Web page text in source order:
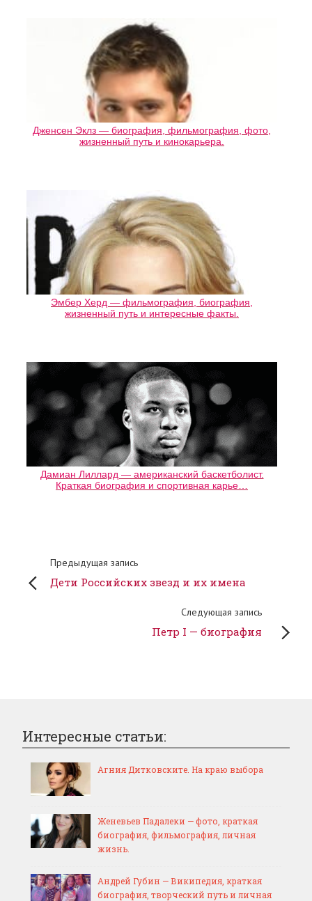
Дженсен Эклз — биография, фильмография, фото,
жизненный путь и кинокарьера.
Эмбер Херд — фильмография, биография,
жизненный путь и интересные факты.
Дамиан Лиллард — американский баскетболист.
Краткая биография и спортивная карье…
Предыдущая запись
Дети Российских звезд и их имена
Следующая запись
Петр I — биография
Интересные статьи:
Агния Дитковските. На краю выбора
Женевьев Падалеки — фото, краткая
биография, фильмография, личная
жизнь.
Андрей Губин — Википедия, краткая
биография, творческий путь и личная